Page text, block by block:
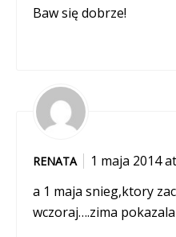
Baw się dobrze!
RENATA
1 maja 2014
a 1 maja snieg,ktory
wczoraj….zima